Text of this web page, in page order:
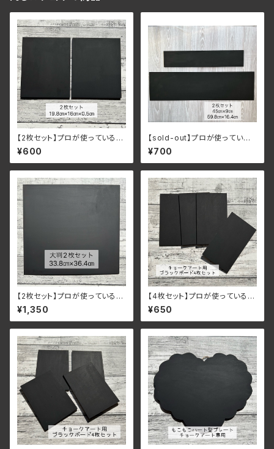
【2枚セット】プロが使っているチ
ョークアート用厚めブラックボー
ド（19.8㎝×16㎝×5㎜）
¥600
【sold-out】プロが使っている
チョークアート用長めサイズブラ
ックボード（45.8㎝×9㎝と59.
8㎝×16.4㎝）
¥700
【2枚セット】プロが使っているチ
ョークアート用大判ブラックボー
ド（33.8㎝×36.4㎝×2.5㎜）
¥1,350
【4枚セット】プロが使っているチ
ョークアート用ミニブラックボー
ド（8.9㎝×15㎝）
¥650